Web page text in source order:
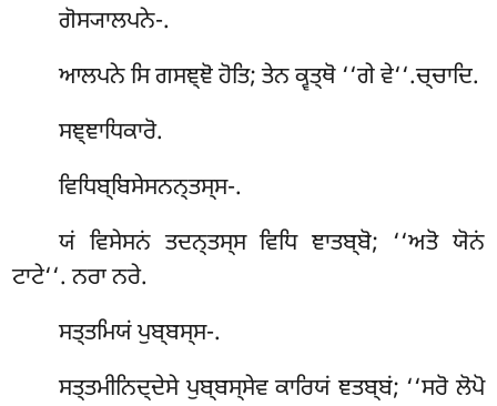
ਗੋਸ੍ਯਾਲਪਨੇ-.
ਆਲਪਨੇ ਸਿ ਗਸਞ੍ਞੋ ਹੋਤਿ; ਤੇਨ ਕ੍ਵਤ੍ਥੋ ‘‘ਗੇ ਵੇ‘‘.ਚ੍ਚਾਦਿ.
ਸਞ੍ਞਾਧਿਕਾਰੋ.
ਵਿਧਿਬ੍ਬਿਸੇਸਨਨ੍ਤਸ੍ਸ-.
ਯਂ ਵਿਸੇਸਨਂ ਤਦਨ੍ਤਸ੍ਸ ਵਿਧਿ ਞਾਤਬ੍ਬੋ; ‘‘ਅਤੋ ਯੋਨਂ
ਟਾਟੇ‘‘. ਨਰਾ ਨਰੇ.
ਸਤ੍ਤਮਿਯਂਪੁਬ੍ਬਸ੍ਸ-.
ਸਤ੍ਤਮੀਨਿਦ੍ਦੇਸੇ ਪੁਬ੍ਬਸ੍ਸੇਵ ਕਾਰਿਯਂ ਞਤਬ੍ਬਂ; ‘‘ਸਰੋ ਲੋਪੋ